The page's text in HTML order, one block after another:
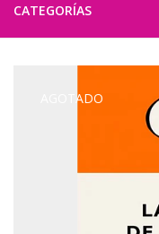
CATEGORÍAS
AGOTADO